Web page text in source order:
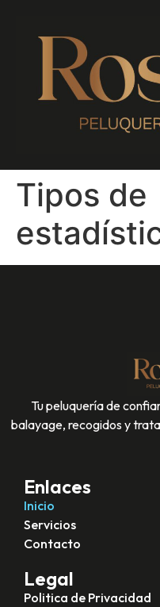
Tipos de
Tu peluquería de
balayage, recogidos y
Enlaces
Inicio
Servicios
Contacto
Legal
Politica de Privacidad